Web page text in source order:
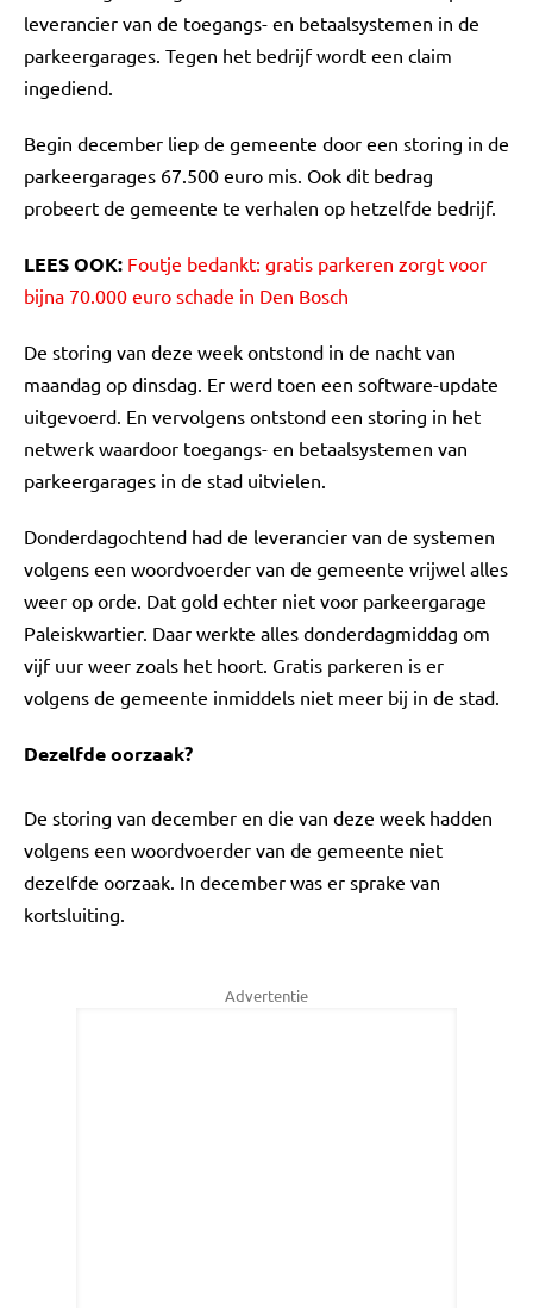
leverancier van de toegangs- en betaalsystemen in de
parkeergarages. Tegen het bedrijf wordt een claim
ingediend.
Begin december liep de gemeente door een storing in de
parkeergarages 67.500 euro mis. Ook dit bedrag
probeert de gemeente te verhalen op hetzelfde bedrijf.
LEES OOK: Foutje bedankt: gratis parkeren zorgt voor
bijna 70.000 euro schade in Den Bosch
De storing van deze week ontstond in de nacht van
maandag op dinsdag. Er werd toen een software-update
uitgevoerd. En vervolgens ontstond een storing in het
netwerk waardoor toegangs- en betaalsystemen van
parkeergarages in de stad uitvielen.
Donderdagochtend had de leverancier van de systemen
volgens een woordvoerder van de gemeente vrijwel alles
weer op orde. Dat gold echter niet voor parkeergarage
Paleiskwartier. Daar werkte alles donderdagmiddag om
vijf uur weer zoals het hoort. Gratis parkeren is er
volgens de gemeente inmiddels niet meer bij in de stad.
Dezelfde oorzaak?
De storing van december en die van deze week hadden
volgens een woordvoerder van de gemeente niet
dezelfde oorzaak. In december was er sprake van
kortsluiting.
Advertentie